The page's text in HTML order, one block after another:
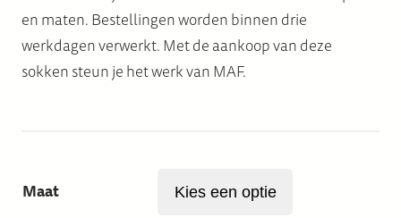
en maten. Bestellingen worden binnen drie
werkdagen verwerkt. Met de aankoop van deze
sokken steun je het werk van MAF.
Maat